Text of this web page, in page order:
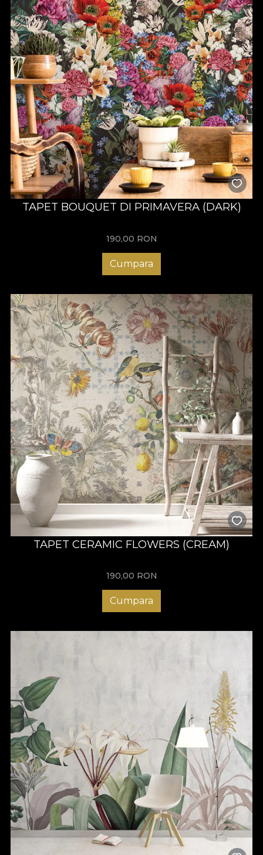
TAPET BOUQUET DI PRIMAVERA (DARK)
190,00 RON
Cumpara
TAPET CERAMIC FLOWERS (CREAM)
190,00 RON
Cumpara